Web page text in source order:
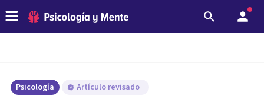
Psicología Artículo revisado